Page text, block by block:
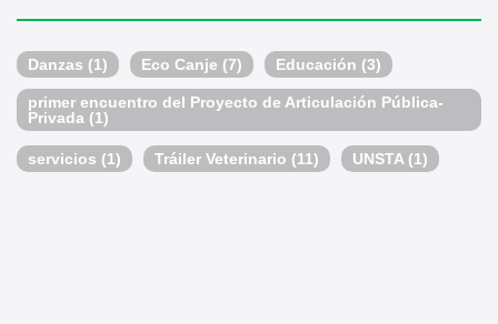
Danzas (1) Eco Canje (7) Educación (3)
primer encuentro del Proyecto de Articulación Pública-
Privada (1)
servicios (1) Tráiler Veterinario (11) UNSTA (1)